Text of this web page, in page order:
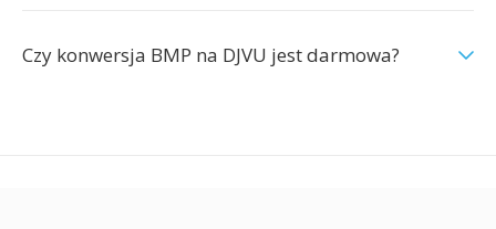
Czy konwersja BMP na DJVU jest darmowa?